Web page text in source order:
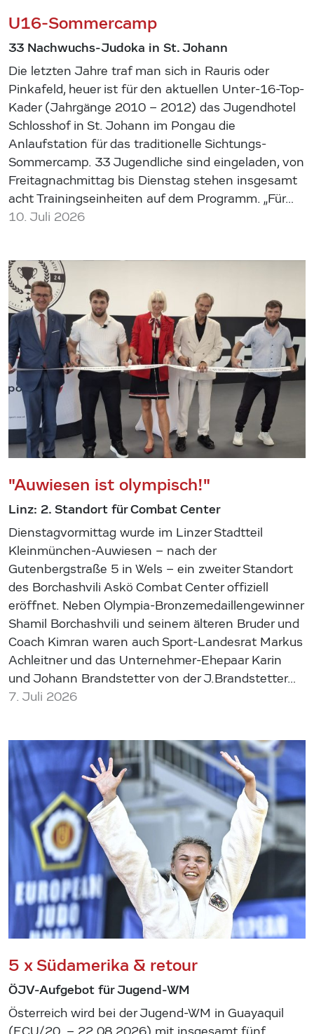
U16-Sommercamp
33 Nachwuchs-Judoka in St. Johann
Die letzten Jahre traf man sich in Rauris oder
Pinkafeld, heuer ist für den aktuellen Unter-16-Top-
Kader (Jahrgänge 2010 – 2012) das Jugendhotel
Schlosshof in St. Johann im Pongau die
Anlaufstation für das traditionelle Sichtungs-
Sommercamp. 33 Jugendliche sind eingeladen, von
Freitagnachmittag bis Dienstag stehen insgesamt
acht Trainingseinheiten auf dem Programm. „Für…
10. Juli 2026
"Auwiesen ist olympisch!"
Linz: 2. Standort für Combat Center
Dienstagvormittag wurde im Linzer Stadtteil
Kleinmünchen-Auwiesen – nach der
Gutenbergstraße 5 in Wels – ein zweiter Standort
des Borchashvili Askö Combat Center offiziell
eröffnet. Neben Olympia-Bronzemedaillengewinner
Shamil Borchashvili und seinem älteren Bruder und
Coach Kimran waren auch Sport-Landesrat Markus
Achleitner und das Unternehmer-Ehepaar Karin
und Johann Brandstetter von der J.Brandstetter…
7. Juli 2026
5 x Südamerika & retour
ÖJV-Aufgebot für Jugend-WM
Österreich wird bei der Jugend-WM in Guayaquil